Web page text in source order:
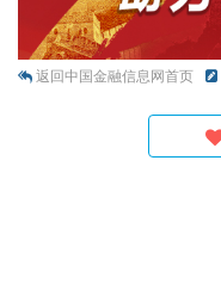
返回中国金融信息网首页